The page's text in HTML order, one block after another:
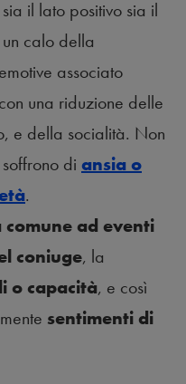
il lato positivo sia il
calo della
associato
una riduzione delle
e della socialità. Non
di ansia o
.
comune ad eventi
coniuge, la
o capacità, e così
sentimenti di